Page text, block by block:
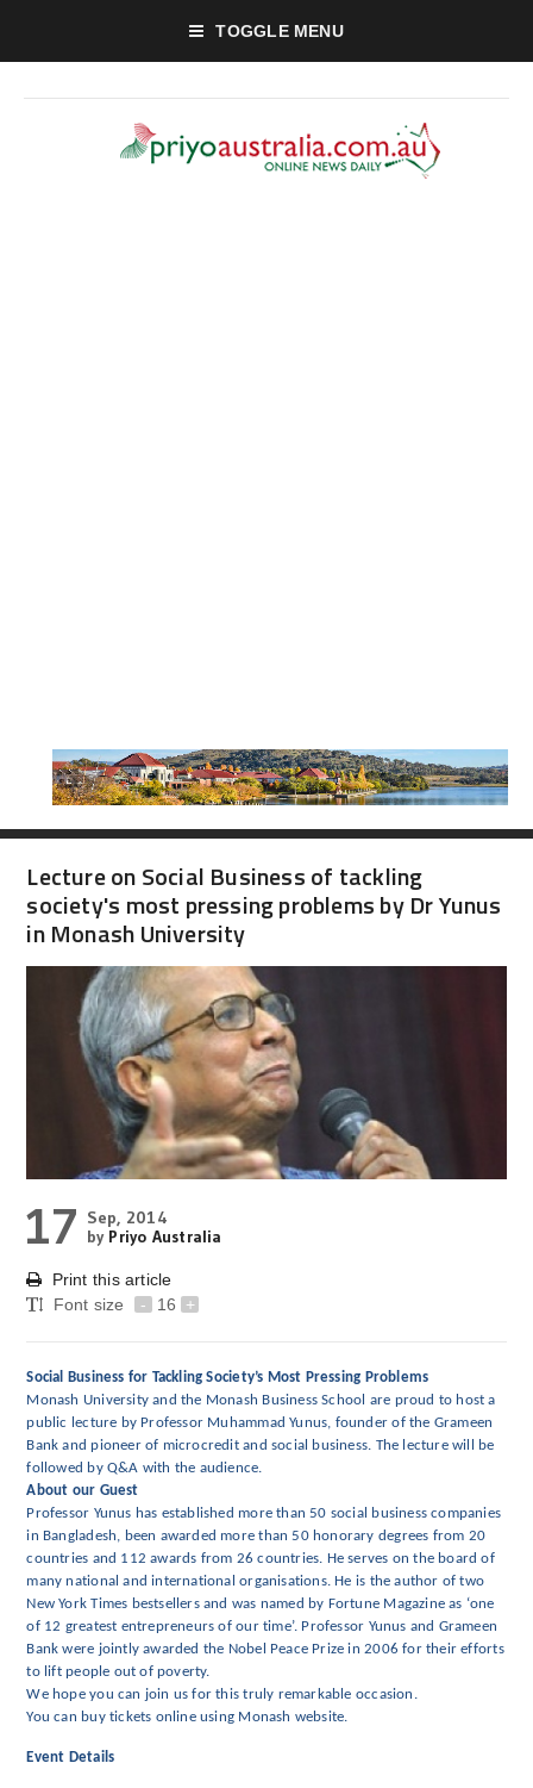
TOGGLE MENU
Lecture on Social Business of tackling
society's most pressing problems by Dr Yunus
in Monash University
17 Sep, 2014
by Priyo Australia
Print this article
Font size
- 16 +
Social Business for Tackling Society’s Most Pressing Problems
Monash University and the Monash Business School are proud to host a
public lecture by Professor Muhammad Yunus, founder of the Grameen
Bank and pioneer of microcredit and social business. The lecture will be
followed by Q&A with the audience.
About our Guest
Professor Yunus has established more than 50 social business companies
in Bangladesh, been awarded more than 50 honorary degrees from 20
countries and 112 awards from 26 countries. He serves on the board of
many national and international organisations. He is the author of two
New York Times bestsellers and was named by Fortune Magazine as ‘one
of 12 greatest entrepreneurs of our time’. Professor Yunus and Grameen
Bank were jointly awarded the Nobel Peace Prize in 2006 for their efforts
to lift people out of poverty.
We hope you can join us for this truly remarkable occasion.
You can buy tickets online using Monash website.
Event Details